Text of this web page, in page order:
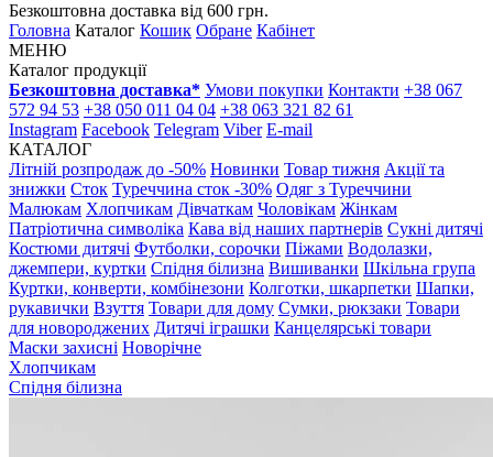
Безкоштовна доставка від 600 грн.
Головна Каталог Кошик Обране Кабінет
МЕНЮ
Каталог продукції
Безкоштовна доставка* Умови покупки Контакти +38 067
572 94 53 +38 050 011 04 04 +38 063 321 82 61
Instagram Facebook Telegram Viber E-mail
КАТАЛОГ
Літній розпродаж до -50% Новинки Товар тижня Акції та
знижки Сток Туреччина сток -30% Одяг з Туреччини
Малюкам Хлопчикам Дівчаткам Чоловікам Жінкам
Патріотична символіка Кава від наших партнерів Сукні дитячі
Костюми дитячі Футболки, сорочки Піжами Водолазки,
джемпери, куртки Спідня білизна Вишиванки Шкільна група
Куртки, конверти, комбінезони Колготки, шкарпетки Шапки,
рукавички Взуття Товари для дому Сумки, рюкзаки Товари
для новороджених Дитячі іграшки Канцелярські товари
Маски захисні Новорічне
Хлопчикам
Спідня білизна